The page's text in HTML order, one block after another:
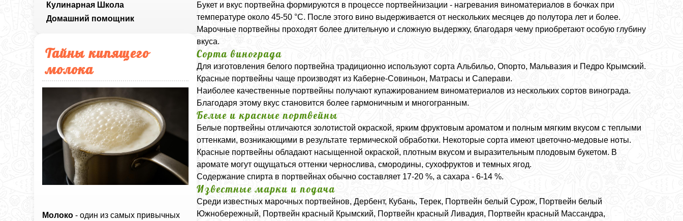
Кулинарная Школа
Домашний помощник
Тайны кипящего
молока
Молоко - один из самых привычных
Букет и вкус портвейна формируются в процессе портвейнизации - нагревания виноматериалов в бочках при
температуре около 45-50 °C. После этого вино выдерживается от нескольких месяцев до полутора лет и более.
Марочные портвейны проходят более длительную и сложную выдержку, благодаря чему приобретают особую глубину
вкуса.
Сорта винограда
Для изготовления белого портвейна традиционно используют сорта Альбильо, Опорто, Мальвазия и Педро Крымский.
Красные портвейны чаще производят из Каберне-Совиньон, Матрасы и Саперави.
Наиболее качественные портвейны получают купажированием виноматериалов из нескольких сортов винограда.
Благодаря этому вкус становится более гармоничным и многогранным.
Белые и красные портвейны
Белые портвейны отличаются золотистой окраской, ярким фруктовым ароматом и полным мягким вкусом с теплыми
оттенками, возникающими в результате термической обработки. Некоторые сорта имеют цветочно-медовые ноты.
Красные портвейны обладают насыщенной окраской, плотным вкусом и выразительным плодовым букетом. В
аромате могут ощущаться оттенки чернослива, смородины, сухофруктов и темных ягод.
Содержание спирта в портвейнах обычно составляет 17-20 %, а сахара - 6-14 %.
Известные марки и подача
Среди известных марочных портвейнов, Дербент, Кубань, Терек, Портвейн белый Сурож, Портвейн белый
Южнобережный, Портвейн красный Крымский, Портвейн красный Ливадия, Портвейн красный Массандра,